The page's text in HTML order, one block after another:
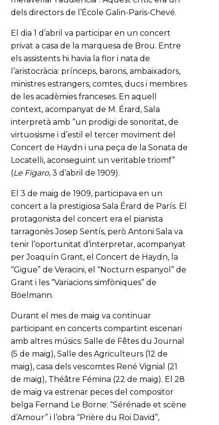
dels directors de l’École Galin-Paris-Chevé.
El dia 1 d’abril va participar en un concert
privat a casa de la marquesa de Brou. Entre
els assistents hi havia la flor i nata de
l’aristocràcia: prínceps, barons, ambaixadors,
ministres estrangers, comtes, ducs i membres
de les acadèmies franceses. En aquell
context, acompanyat de M. Érard, Sala
interpretà amb “un prodigi de sonoritat, de
virtuosisme i d’estil el tercer moviment del
Concert de Haydn i una peça de la Sonata de
Locatelli, aconseguint un veritable triomf”
(Le Figaro, 3 d’abril de 1909).
El 3 de maig de 1909, participava en un
concert a la prestigiosa Sala Érard de París. El
protagonista del concert era el pianista
tarragonès Josep Sentís, però Antoni Sala va
tenir l’oportunitat d’interpretar, acompanyat
per Joaquín Grant, el Concert de Haydn, la
“Gigue” de Veracini, el “Nocturn espanyol” de
Grant i les “Variacions simfòniques” de
Böelmann.
Durant el mes de maig va continuar
participant en concerts compartint escenari
amb altres músics: Salle de Fêtes du Journal
(5 de maig), Salle des Agriculteurs (12 de
maig), casa dels vescomtes René Vignial (21
de maig), Théâtre Fémina (22 de maig). El 28
de maig va estrenar peces del compositor
belga Fernand Le Borne: “Sérénade et scène
d’Amour” i l’obra “Prière du Roi David”,